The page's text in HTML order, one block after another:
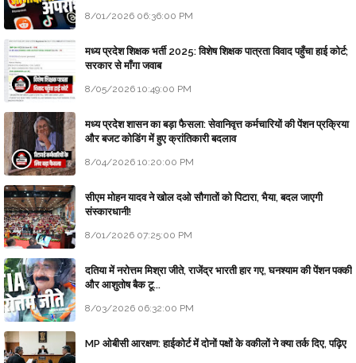
8/01/2026 06:36:00 PM
मध्य प्रदेश शिक्षक भर्ती 2025: विशेष शिक्षक पात्रता विवाद पहुँचा हाई कोर्ट;
सरकार से माँगा जवाब
8/05/2026 10:49:00 PM
मध्य प्रदेश शासन का बड़ा फैसला: सेवानिवृत्त कर्मचारियों की पेंशन प्रक्रिया
और बजट कोडिंग में हुए क्रांतिकारी बदलाव
8/04/2026 10:20:00 PM
सीएम मोहन यादव ने खोल दओ सौगातों को पिटारा, भैया, बदल जाएगी
संस्कारधानी!
8/01/2026 07:25:00 PM
दतिया में नरोत्तम मिश्रा जीते, राजेंद्र भारती हार गए, घनश्याम की पेंशन पक्की
और आशुतोष बैक टू...
8/03/2026 06:32:00 PM
MP ओबीसी आरक्षण: हाईकोर्ट में दोनों पक्षों के वकीलों ने क्या तर्क दिए, पढ़िए